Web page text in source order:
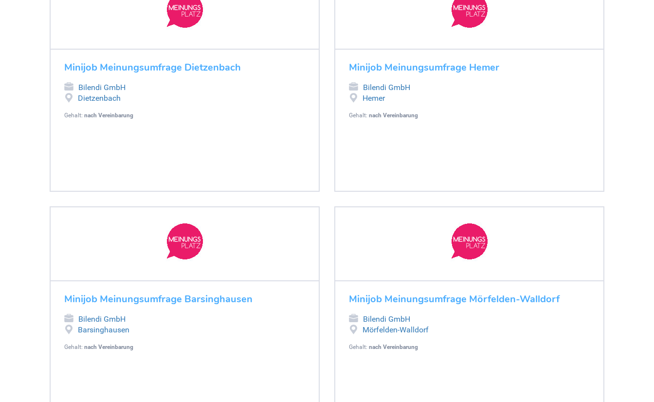
Minijob Meinungsumfrage Dietzenbach
Bilendi GmbH
Dietzenbach
Gehalt: nach Vereinbarung
Minijob Meinungsumfrage Hemer
Bilendi GmbH
Hemer
Gehalt: nach Vereinbarung
Minijob Meinungsumfrage Barsinghausen
Bilendi GmbH
Barsinghausen
Gehalt: nach Vereinbarung
Minijob Meinungsumfrage Mörfelden-Walldorf
Bilendi GmbH
Mörfelden-Walldorf
Gehalt: nach Vereinbarung